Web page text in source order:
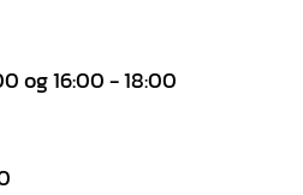
og 16:00 - 18:00